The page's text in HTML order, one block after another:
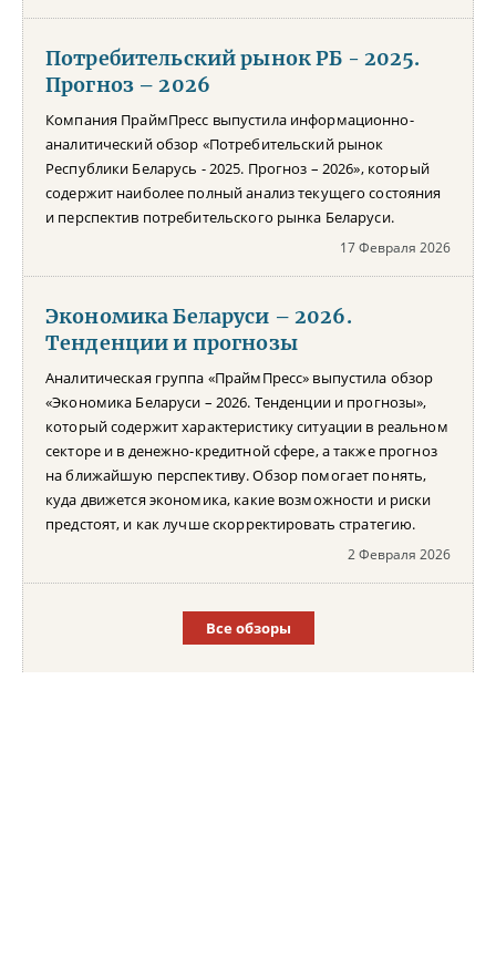
Потребительский рынок РБ - 2025.
Прогноз – 2026
Компания ПраймПресс выпустила информационно-
аналитический обзор «Потребительский рынок
Республики Беларусь - 2025. Прогноз – 2026», который
содержит наиболее полный анализ текущего состояния
и перспектив потребительского рынка Беларуси.
17 Февраля 2026
Экономика Беларуси – 2026.
Тенденции и прогнозы
Аналитическая группа «ПраймПресс» выпустила обзор
«Экономика Беларуси – 2026. Тенденции и прогнозы»,
который содержит характеристику ситуации в реальном
секторе и в денежно-кредитной сфере, а также прогноз
на ближайшую перспективу. Обзор помогает понять,
куда движется экономика, какие возможности и риски
предстоят, и как лучше скорректировать стратегию.
2 Февраля 2026
Все обзоры